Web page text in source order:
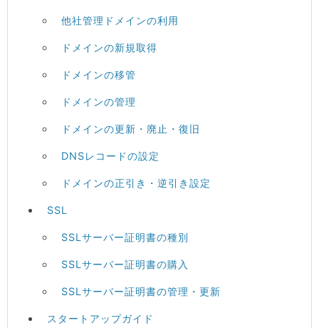
他社管理ドメインの利用
ドメインの新規取得
ドメインの移管
ドメインの管理
ドメインの更新・廃止・復旧
DNSレコードの設定
ドメインの正引き・逆引き設定
SSL
SSLサーバー証明書の種別
SSLサーバー証明書の購入
SSLサーバー証明書の管理・更新
スタートアップガイド